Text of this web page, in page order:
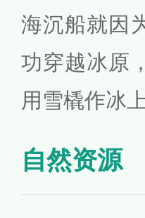
海沉船就因
功穿越冰原
用雪橇作冰
自然资源